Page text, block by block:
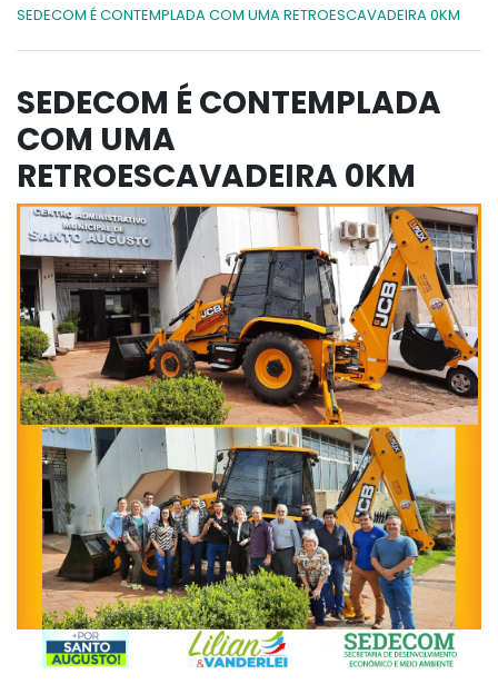
SEDECOM É CONTEMPLADA COM UMA RETROESCAVADEIRA 0KM
SEDECOM É CONTEMPLADA
COM UMA
RETROESCAVADEIRA 0KM